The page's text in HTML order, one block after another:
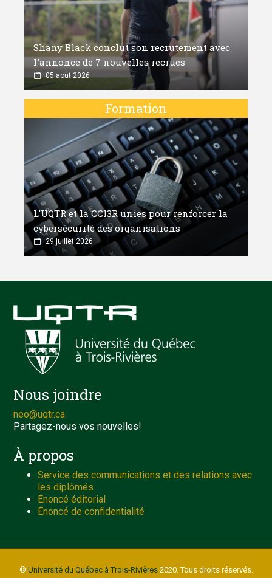
Shany Black conclut son recrutement avec
l'annonce de 7 nouvelles recrues
05 août 2026
Formation
L'UQTR et la CCI3R unies pour renforcer la
cybersécurité des organisations
29 juillet 2026
Nous joindre
neo@uqtr.ca
Partagez-nous vos nouvelles!
À propos
Service des communications et des relations avec
les diplômés
Énoncé éditorial
Énoncé de confidentialité
© Université du Québec à Trois-Rivières2020. Tous droits réservés.